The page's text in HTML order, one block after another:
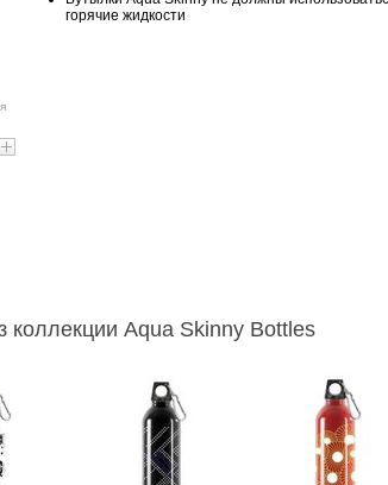
горячие жидкости
коллекции Aqua Skinny Bottles